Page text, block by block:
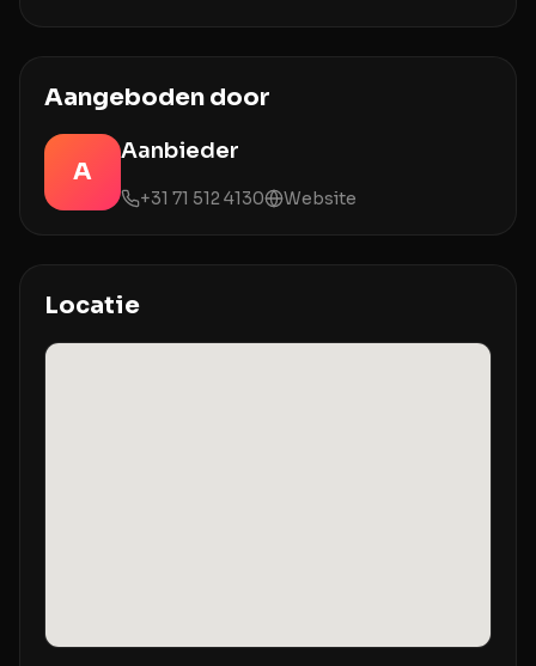
Aangeboden door
A
Aanbieder
+31 71 512 4130 Website
Locatie